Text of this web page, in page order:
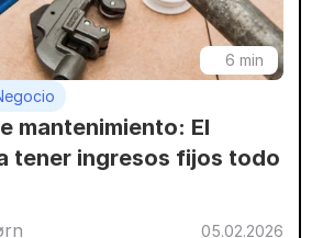
6 min
mantenimiento: El
tener ingresos fijos todo
05.02.2026